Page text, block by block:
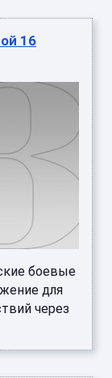
16
боевые
для
через